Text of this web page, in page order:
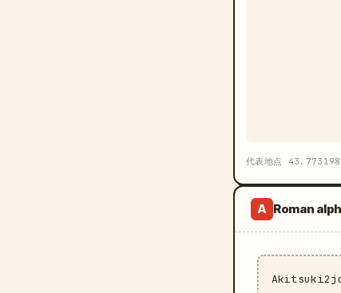
代表地点
A Roman